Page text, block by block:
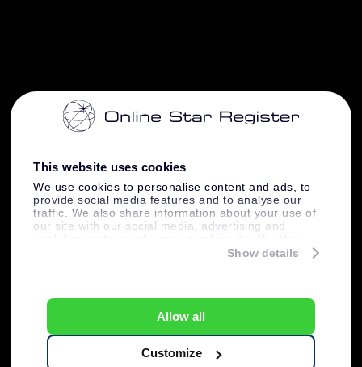
This website uses cookies
We use cookies to personalise content and ads, to
provide social media features and to analyse our
traffic. We also share information about your use of
our site with our social media, advertising and
information that you’ve provided to them or that
Show details
Allow all
Customize